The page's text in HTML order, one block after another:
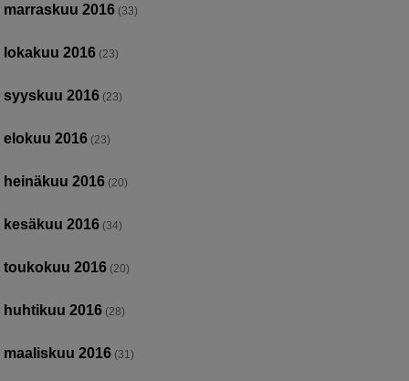
marraskuu 2016 (33)
lokakuu 2016 (23)
syyskuu 2016 (23)
elokuu 2016 (23)
heinäkuu 2016 (20)
kesäkuu 2016 (34)
toukokuu 2016 (20)
huhtikuu 2016 (28)
maaliskuu 2016 (31)